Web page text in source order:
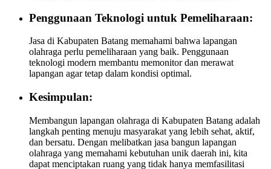
Penggunaan Teknologi untuk Pemeliharaan:
Jasa di Kabupaten Batang memahami bahwa lapangan
olahraga perlu pemeliharaan yang baik. Penggunaan
teknologi modern membantu memonitor dan merawat
lapangan agar tetap dalam kondisi optimal.
Kesimpulan:
Membangun lapangan olahraga di Kabupaten Batang adalah
langkah penting menuju masyarakat yang lebih sehat, aktif,
dan bersatu. Dengan melibatkan jasa bangun lapangan
olahraga yang memahami kebutuhan unik daerah ini, kita
dapat menciptakan ruang yang tidak hanya memfasilitasi